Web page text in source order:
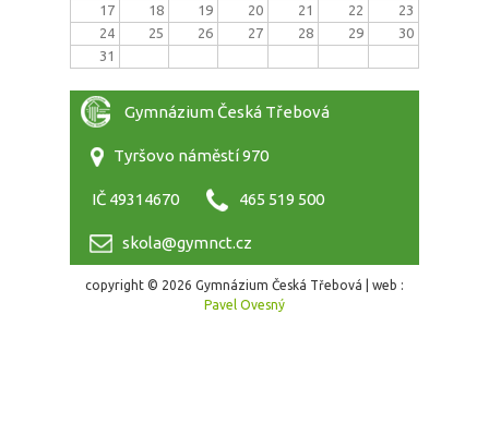
17
18 19 20 21 22
23
24
25 26 27 28 29
30
31
Gymnázium Česká Třebová
Tyršovo náměstí 970
IČ 49314670 465 519 500
skola@gymnct.cz
copyright © 2026 Gymnázium Česká Třebová | web :
Pavel Ovesný